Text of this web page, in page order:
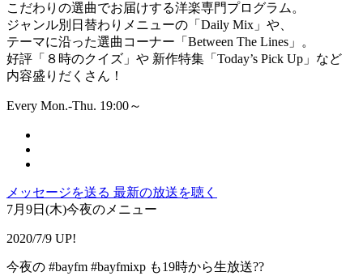
こだわりの選曲でお届けする洋楽専門プログラム。
ジャンル別日替わりメニューの「Daily Mix」や、
テーマに沿った選曲コーナー「Between The Lines」。
好評「８時のクイズ」や 新作特集「Today’s Pick Up」など
内容盛りだくさん！
Every Mon.-Thu. 19:00～
メッセージを送る 最新の放送を聴く
7月9日(木)今夜のメニュー
2020/7/9 UP!
今夜の #bayfm #bayfmixp も19時から生放送??